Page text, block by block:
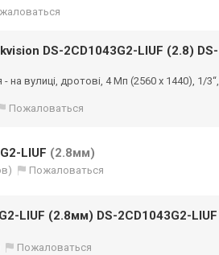
DS-2CD1043G2-LIUF (2.8) DS-
на вулиці, дротові, 4 Мп (2560 x 1440), 1/3“,
Пожаловаться
LIUF (2.8мм)
Пожаловаться
LIUF (2.8мм) DS-2CD1043G2-LIUF
Пожаловаться